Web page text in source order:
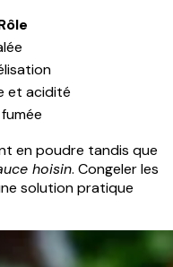
et acidité
en poudre tandis que
hoisin. Congeler les
solution pratique